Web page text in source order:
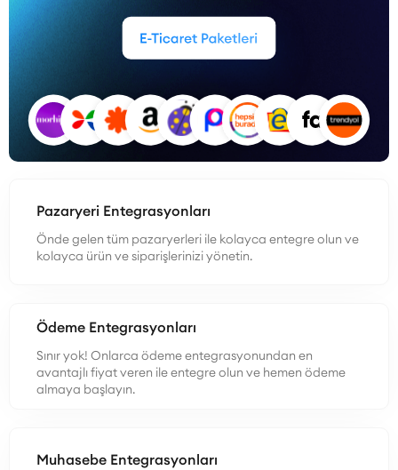
Pazaryeri Entegrasyonları
Önde gelen tüm pazaryerleri ile kolayca entegre olun ve
kolayca ürün ve siparişlerinizi yönetin.
Ödeme Entegrasyonları
Sınır yok! Onlarca ödeme entegrasyonundan en
avantajlı fiyat veren ile entegre olun ve hemen ödeme
almaya başlayın.
Muhasebe Entegrasyonları